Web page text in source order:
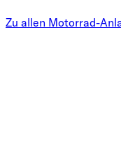
Zu allen Motorrad-